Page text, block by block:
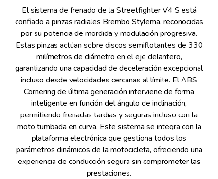
El sistema de frenado de la Streetfighter V4 S está
confiado a pinzas radiales Brembo Stylema, reconocidas
por su potencia de mordida y modulación progresiva.
Estas pinzas actúan sobre discos semiflotantes de 330
milímetros de diámetro en el eje delantero,
garantizando una capacidad de deceleración excepcional
incluso desde velocidades cercanas al límite. El ABS
Cornering de última generación interviene de forma
inteligente en función del ángulo de inclinación,
permitiendo frenadas tardías y seguras incluso con la
moto tumbada en curva. Este sistema se integra con la
plataforma electrónica que gestiona todos los
parámetros dinámicos de la motocicleta, ofreciendo una
experiencia de conducción segura sin comprometer las
prestaciones.